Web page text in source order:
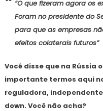
“O que fizeram agora os
Foram no presidente do
para que as empresas
efeitos colaterais futuros”
Você disse que na Rússia
importante termos aqui
reguladora,
down. Você não acha?